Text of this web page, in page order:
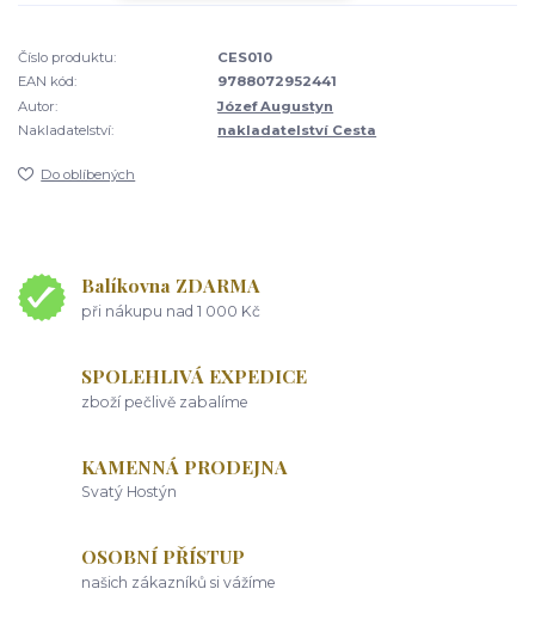
Číslo produktu:
CES010
EAN kód:
9788072952441
Autor:
Józef Augustyn
Nakladatelství:
nakladatelství Cesta
Do oblíbených
Balíkovna ZDARMA
při nákupu nad 1 000 Kč
SPOLEHLIVÁ EXPEDICE
zboží pečlivě zabalíme
KAMENNÁ PRODEJNA
Svatý Hostýn
OSOBNÍ PŘÍSTUP
našich zákazníků si vážíme